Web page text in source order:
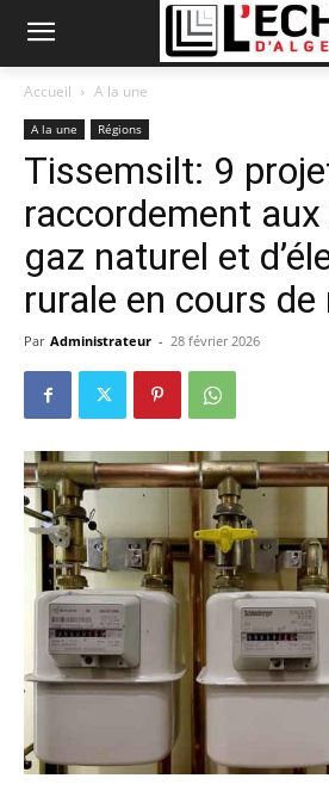
Accueil A la une
A la une Régions
Tissemsilt: 9
raccordement
gaz naturel et
rurale en cours
Par Administrateur - 28 février 2026